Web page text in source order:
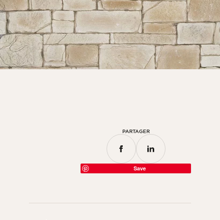
Parement chambre
Parement cuisine
Parement pour salle de bain
TOUS LES ESPACES INTÉRIEURS
Parement pour piscine en pierre
PARTAGER
Save